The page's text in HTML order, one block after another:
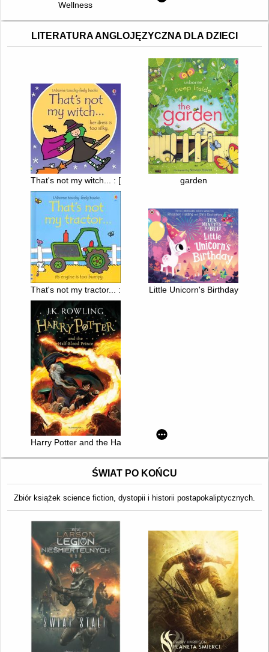
Wellness
LITERATURA ANGLOJĘZYCZNA DLA DZIECI
That's not my witch... : [her dress is too silky.]
garden
That's not my tractor... : [its engine is too bumpy.]
Little Unicorn's Birthday
Harry Potter and the Half-Blood Prince
ŚWIAT PO KOŃCU
Zbiór książek science fiction, dystopii i historii postapokaliptycznych.